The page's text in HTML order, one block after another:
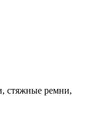
стяжные ремни,